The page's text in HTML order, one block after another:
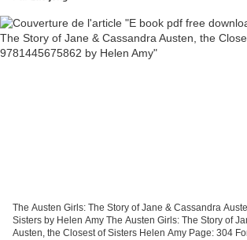
The Austen Girls: The Story of Jane & Cassandra
Sisters by Helen Amy The Austen Girls: The Story of
Austen, the Closest of Sisters Helen Amy Page: 304